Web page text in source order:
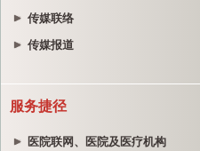
传媒联络
传媒报道
服务捷径
医院联网、医院及医疗机构